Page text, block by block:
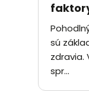
sú
zdravia.
spr...